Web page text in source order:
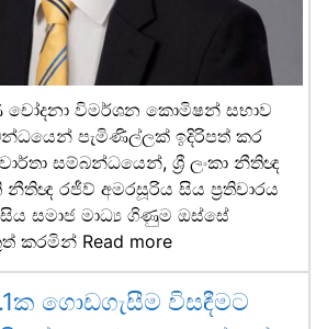
විමර්ශන කොමිෂන් සභාව
පැමිණිල්ලක් ඉදිරිපත් කර
සම්බන්ධයෙන්, ශ්‍රී ලංකා නීතිඥ
නීතිඥ රජීව් අමරසූරිය සිය ප්‍රතිචාරය
සිය සමාජ මාධ්‍ය ගිණුම ඔස්සේ
කරමින් Read more
ගොඩගැසීම විසඳීමට